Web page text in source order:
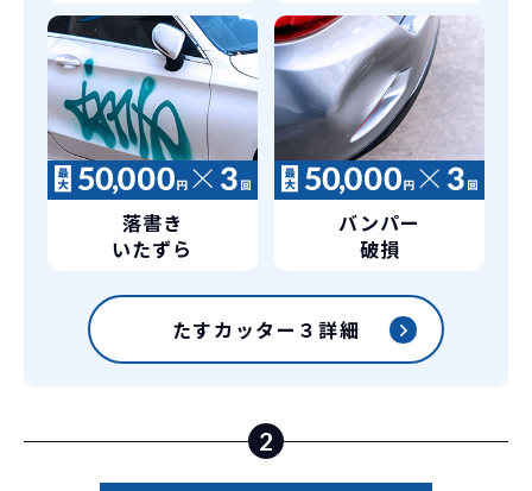
落書き
いたずら
バンパー
破損
たすカッター３詳細
2